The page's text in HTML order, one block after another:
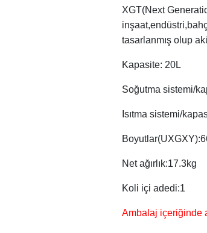
XGT(Next
tasarlanmış olup
Kapasite: 20L
Soğutma sistemi/
Isıtma sistemi/
Net ağırlık:17.3kg
Koli içi adedi:1
Ambalaj içeriğinde